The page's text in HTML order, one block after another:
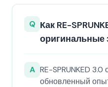
Q Как RE-
оригинальные
A RE-SPRUNKED 3.0
обновленный